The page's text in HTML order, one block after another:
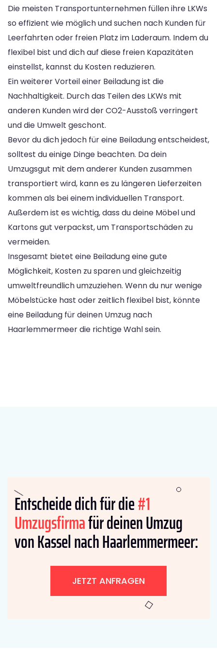
Die meisten Transportunternehmen füllen ihre LKWs
so effizient wie möglich und suchen nach Kunden für
Leerfahrten oder freien Platz im Laderaum. Indem du
flexibel bist und dich auf diese freien Kapazitäten
einstellst, kannst du Kosten reduzieren.
Ein weiterer Vorteil einer Beiladung ist die
Nachhaltigkeit. Durch das Teilen des LKWs mit
anderen Kunden wird der CO2-Ausstoß verringert
und die Umwelt geschont.
Bevor du dich jedoch für eine Beiladung entscheidest,
solltest du einige Dinge beachten. Da dein
Umzugsgut mit dem anderer Kunden zusammen
transportiert wird, kann es zu längeren Lieferzeiten
kommen als bei einem individuellen Transport.
Außerdem ist es wichtig, dass du deine Möbel und
Kartons gut verpackst, um Transportschäden zu
vermeiden.
Insgesamt bietet eine Beiladung eine gute
Möglichkeit, Kosten zu sparen und gleichzeitig
umweltfreundlich umzuziehen. Wenn du nur wenige
Möbelstücke hast oder zeitlich flexibel bist, könnte
eine Beiladung für deinen Umzug nach
Haarlemmermeer die richtige Wahl sein.
Entscheide dich für die#1
Umzugsfirmafür deinen Umzug
von Kassel nach Haarlemmermeer:
JETZT ANFRAGEN